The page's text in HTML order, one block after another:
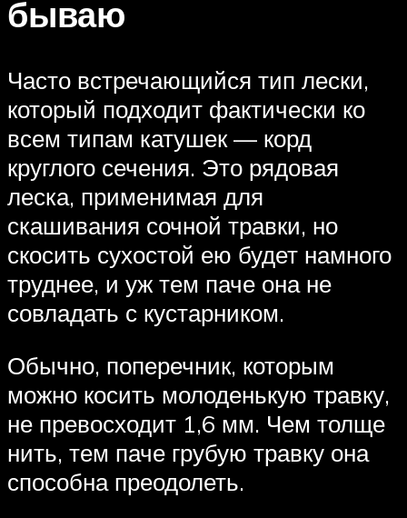
бываю
Часто встречающийся тип лески,
который подходит фактически ко
всем типам катушек — корд
круглого сечения. Это рядовая
леска, применимая для
скашивания сочной травки, но
скосить сухостой ею будет намного
труднее, и уж тем паче она не
совладать с кустарником.
Обычно, поперечник, которым
можно косить молоденькую травку,
не превосходит 1,6 мм. Чем толще
нить, тем паче грубую травку она
способна преодолеть.